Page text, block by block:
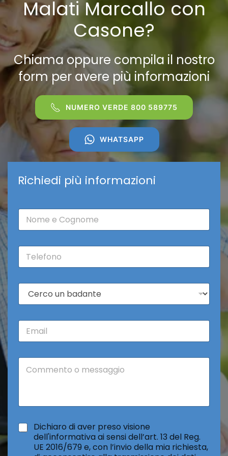
Malati Marcallo con
Casone?
Chiama oppure compila il nostro
form per avere più informazioni
NUMERO VERDE 800 589775
WHATSAPP
Richiedi più informazioni
N
m
T
l
n
o
C
s
r
c
E
a
C
n
o
*
Dichiaro di aver preso visione
dell'informativa ai sensi dell’art. 13 del Reg.
UE 2016/679 e, con l’invio della mia richiesta,